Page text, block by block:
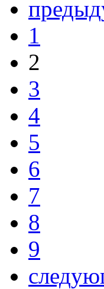
1
2
3
4
5
6
7
8
9